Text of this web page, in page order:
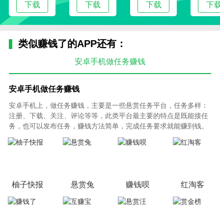
下载 下载 下载 下
类似赚钱了的APP还有：
安卓手机做任务赚钱
安卓手机做任务赚钱
安卓手机上，做任务赚钱，主要是一些悬赏任务平台，任务多样：
注册、下载、关注、评论等等，此类平台最主要的特点是既能接任
务，也可以发布任务，赚钱方法简单，完成任务要求就能赚到钱。
可以提现到微信或支付宝上，特别适合兼职人群。但是，在此类平
台上做任务，一定要注意个人隐私的保护。
柚子快报 悬赏兔 赚钱呗 红淘客